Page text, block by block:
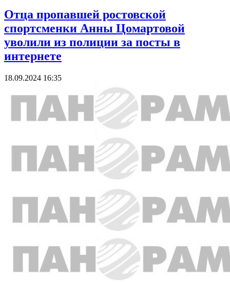
Отца пропавшей ростовской
спортсменки Анны Цомартовой
уволили из полиции за посты в
интернете
18.09.2024 16:35